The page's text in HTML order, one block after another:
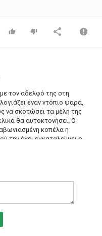
τον αδελφό της στη
έναν ντόπιο ψαρά,
να σκοτώσει τα μέλη της
θα αυτοκτονήσει. Ο
κοπέλα η
την έχει εγκαταλείψει ο
από τον